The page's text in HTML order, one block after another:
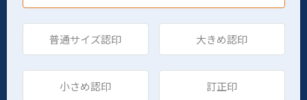
普通サイズ認印 大きめ認印
小さめ認印 訂正印